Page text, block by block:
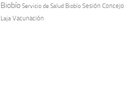
Biobío Servicio de Salud Biobío Sesión Concejo
Laja Vacunación